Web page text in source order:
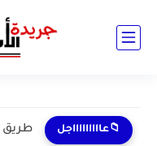
📁عاااااااااجل